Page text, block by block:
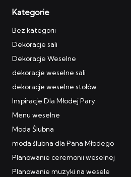
Kategorie
Bez kategorii
Dekoracje sali
Dekoracje Weselne
dekoracje weselne sali
dekoracje weselne stołów
Inspiracje Dla Młodej Pary
Menu weselne
Moda Ślubna
moda ślubna dla Pana Młodego
Planowanie ceremonii weselnej
Planowanie muzyki na wesele